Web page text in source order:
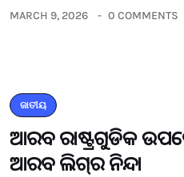
MARCH 9, 2026 0 COMMENTS
ଜାତୀୟ
ଆରବ ରାଷ୍ଟ୍ରଗୁଡିକ
ଆରବ ଲିଗ୍‌ର ନିନ୍ଦା